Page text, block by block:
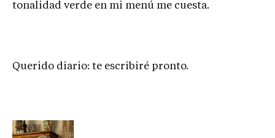
tonalidad verde en mi menú me cuesta.
Querido diario: te escribiré pronto.